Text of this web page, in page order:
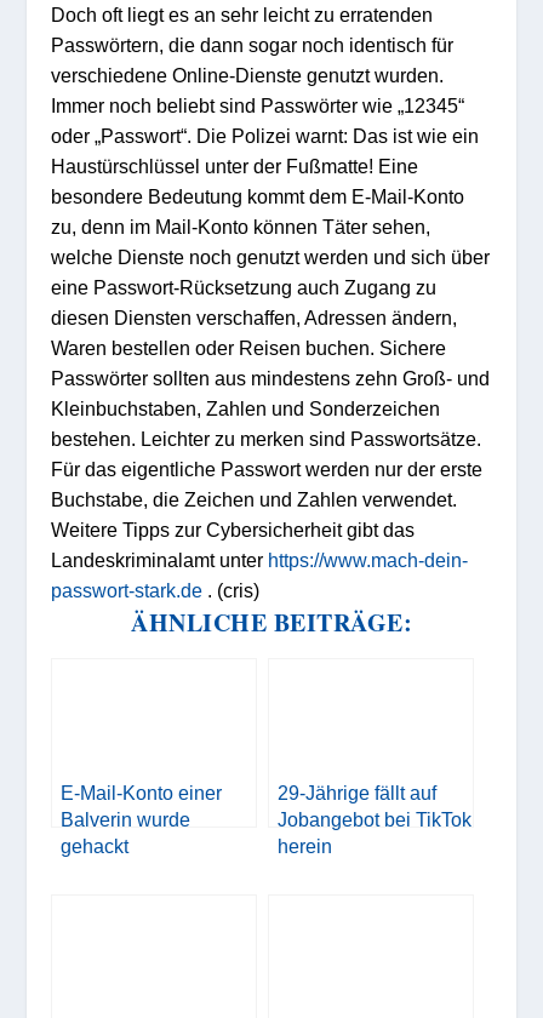
Doch oft liegt es an sehr leicht zu erratenden
Passwörtern, die dann sogar noch identisch für
verschiedene Online-Dienste genutzt wurden.
Immer noch beliebt sind Passwörter wie „12345“
oder „Passwort“. Die Polizei warnt: Das ist wie ein
Haustürschlüssel unter der Fußmatte! Eine
besondere Bedeutung kommt dem E-Mail-Konto
zu, denn im Mail-Konto können Täter sehen,
welche Dienste noch genutzt werden und sich über
eine Passwort-Rücksetzung auch Zugang zu
diesen Diensten verschaffen, Adressen ändern,
Waren bestellen oder Reisen buchen. Sichere
Passwörter sollten aus mindestens zehn Groß- und
Kleinbuchstaben, Zahlen und Sonderzeichen
bestehen. Leichter zu merken sind Passwortsätze.
Für das eigentliche Passwort werden nur der erste
Buchstabe, die Zeichen und Zahlen verwendet.
Weitere Tipps zur Cybersicherheit gibt das
Landeskriminalamt unter https://www.mach-dein-
passwort-stark.de . (cris)
ÄHNLICHE BEITRÄGE:
E-Mail-Konto einer
Balverin wurde
gehackt
29-Jährige fällt auf
Jobangebot bei TikTok
herein